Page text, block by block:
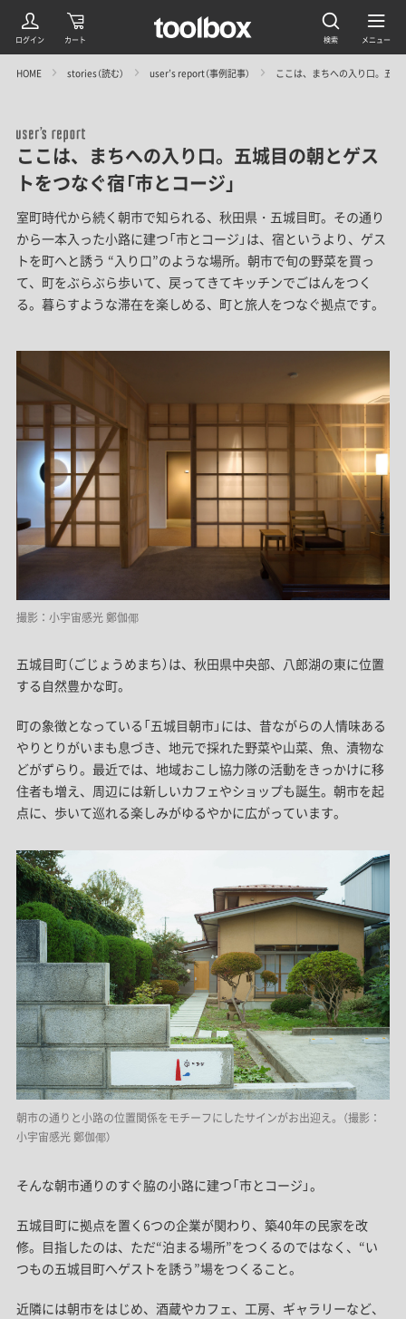
HOME stories（読む） user’s report（事例記事） ここは、まちへの入り口。五城
ここは、まちへの入り口。五城目の朝とゲス
トをつなぐ宿「市とコージ」
室町時代から続く朝市で知られる、秋田県・五城目町。その通り
から一本入った小路に建つ「市とコージ」は、宿というより、ゲス
トを町へと誘う “入り口”のような場所。朝市で旬の野菜を買っ
て、町をぶらぶら歩いて、戻ってきてキッチンでごはんをつく
る。暮らすような滞在を楽しめる、町と旅人をつなぐ拠点です。
撮影：小宇宙感光 鄭伽倻
五城目町（ごじょうめまち）は、秋田県中央部、八郎湖の東に位置
する自然豊かな町。
町の象徴となっている「五城目朝市」には、昔ながらの人情味ある
やりとりがいまも息づき、地元で採れた野菜や山菜、魚、漬物な
どがずらり。最近では、地域おこし協力隊の活動をきっかけに移
住者も増え、周辺には新しいカフェやショップも誕生。朝市を起
点に、歩いて巡れる楽しみがゆるやかに広がっています。
朝市の通りと小路の位置関係をモチーフにしたサインがお出迎え。（撮影：
小宇宙感光 鄭伽倻）
そんな朝市通りのすぐ脇の小路に建つ「市とコージ」。
五城目町に拠点を置く6つの企業が関わり、築40年の民家を改
修。目指したのは、ただ“泊まる場所”をつくるのではなく、“い
つもの五城目町へゲストを誘う”場をつくること。
近隣には朝市をはじめ、酒蔵やカフェ、工房、ギャラリーなど、